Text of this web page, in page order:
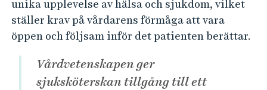
unika upplevelse av hälsa och sjukdom, vilket
ställer krav på vårdarens förmåga att vara
öppen och följsam inför det patienten berättar.
Vårdvetenskapen ger
sjuksköterskan tillgång till ett